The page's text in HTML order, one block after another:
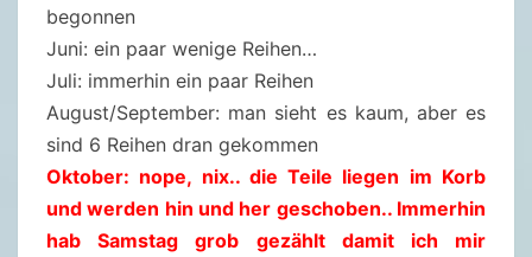
begonnen
Juni: ein paar wenige Reihen…
Juli: immerhin ein paar Reihen
August/September: man sieht es kaum, aber es
sind 6 Reihen dran gekommen
Oktober: nope, nix.. die Teile liegen im Korb
und werden hin und her geschoben.. Immerhin
hab Samstag grob gezählt damit ich mir